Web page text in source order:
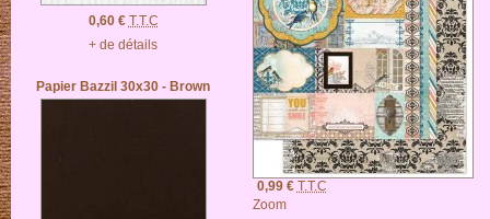
0,60 € T.T.C
+ de détails
Papier Bazzil 30x30 - Brown
0,99 € T.T.C
Zoom